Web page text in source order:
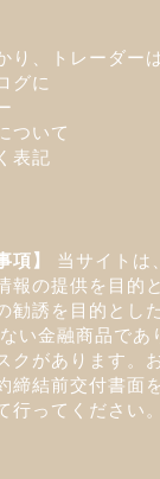
り、トレーダー
グに
ついて
表記
項】
当サイトは
報の提供を目的
勧誘を目的とし
い金融商品であ
クがあります。
締結前交付書面
行ってください。